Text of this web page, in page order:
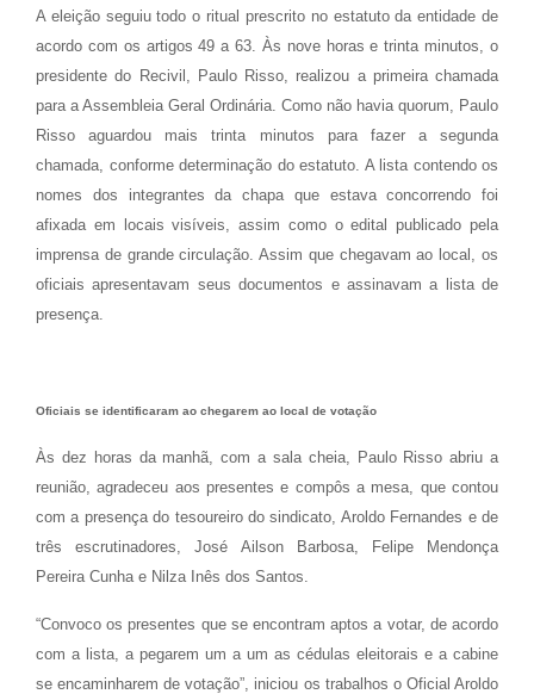
A eleição seguiu todo o ritual prescrito no estatuto da entidade de
acordo com os artigos 49 a 63. Às nove horas e trinta minutos, o
presidente do Recivil, Paulo Risso, realizou a primeira chamada
para a Assembleia Geral Ordinária. Como não havia quorum, Paulo
Risso aguardou mais trinta minutos para fazer a segunda
chamada, conforme determinação do estatuto. A lista contendo os
nomes dos integrantes da chapa que estava concorrendo foi
afixada em locais visíveis, assim como o edital publicado pela
imprensa de grande circulação. Assim que chegavam ao local, os
oficiais apresentavam seus documentos e assinavam a lista de
presença.
Oficiais se identificaram ao chegarem ao local de votação
Às dez horas da manhã, com a sala cheia, Paulo Risso abriu a
reunião, agradeceu aos presentes e compôs a mesa, que contou
com a presença do tesoureiro do sindicato, Aroldo Fernandes e de
três escrutinadores, José Ailson Barbosa, Felipe Mendonça
Pereira Cunha e Nilza Inês dos Santos.
“Convoco os presentes que se encontram aptos a votar, de acordo
com a lista, a pegarem um a um as cédulas eleitorais e a cabine
se encaminharem de votação”, iniciou os trabalhos o Oficial Aroldo